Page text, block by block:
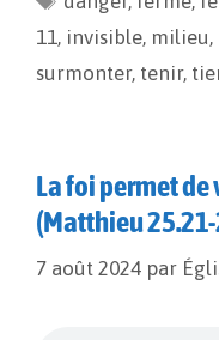
o
k
e
11, invisible, milieu,
surmonter, tenir,
La foi permet
(Matthieu
7 août 2024 par